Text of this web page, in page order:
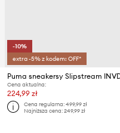
-10%
extra -5% z kodem: OFF*
Puma sneakersy Slipstream
Cena aktualna:
224,99 zł
Cena regularna: 499,99 zł
Najniższa cena: 249,99 zł